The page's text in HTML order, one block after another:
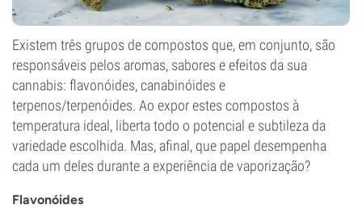
Existem três grupos de compostos que, em conjunto, são
responsáveis pelos aromas, sabores e efeitos da sua
cannabis: flavonóides, canabinóides e
terpenos/terpenóides. Ao expor estes compostos à
temperatura ideal, liberta todo o potencial e subtileza da
variedade escolhida. Mas, afinal, que papel desempenha
cada um deles durante a experiência de vaporização?
Flavonóides